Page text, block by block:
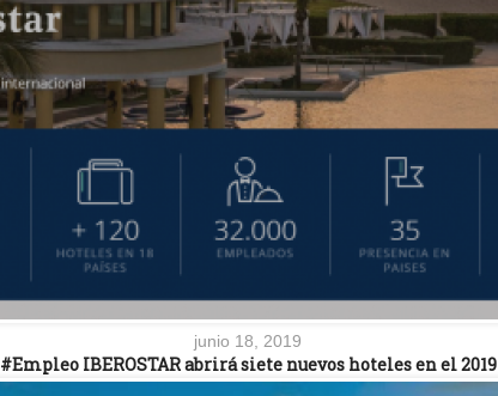
junio 18, 2019
#Empleo IBEROSTAR abrirá siete nuevos hoteles en el 2019